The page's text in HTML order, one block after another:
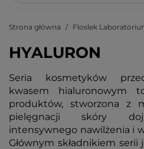
Strona główna Floslek
HYALURON
Seria kosmetyków
kwasem hialuronowym
produktów, stworzona z
pielęgnacji skóry
intensywnego nawilżenia i
Głównym składnikiem serii